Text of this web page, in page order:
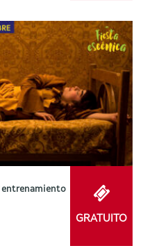
entrenamiento
GRATUITO